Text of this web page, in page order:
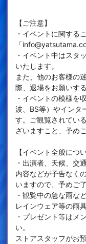
【ご注意】
・イベントに関する
「
・イベント中はスタ
いたします。
また、他のお客様の
際、退場をお願いす
・イベントの模様を
波、BS等）やインタ
す。ご観覧されてい
ざいますこと、予め
【イベント全般につい
・出演者、天候、交
内容などが予告なく
いますので、予めご
・観覧中の急な雨な
レインウェア等の雨
・プレゼント等はメ
い。
ストアスタッフがお